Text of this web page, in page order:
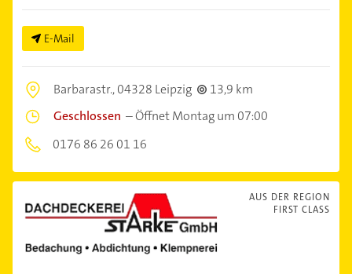
E-Mail
Barbarastr.,04328 Leipzig
13,9 km
Geschlossen –Öffnet Montag um 07:00
0176 86 26 01 16
AUS DER REGION
FIRST CLASS